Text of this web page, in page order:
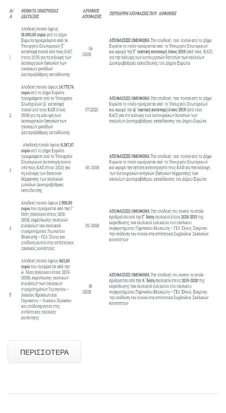
ΠΕΡΙΣΣΌΤΕΡΑ